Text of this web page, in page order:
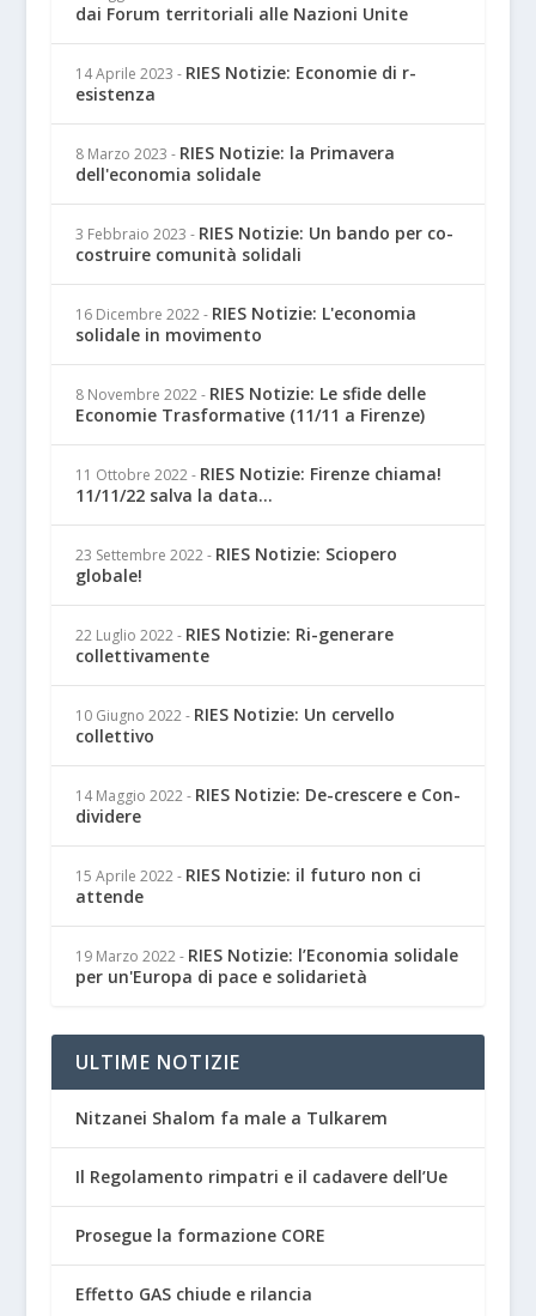
dai Forum territoriali alle Nazioni Unite
14 Aprile 2023 - RIES Notizie: Economie di r-
esistenza
8 Marzo 2023 - RIES Notizie: la Primavera
dell'economia solidale
3 Febbraio 2023 - RIES Notizie: Un bando per co-
costruire comunità solidali
16 Dicembre 2022 - RIES Notizie: L'economia
solidale in movimento
8 Novembre 2022 - RIES Notizie: Le sfide delle
Economie Trasformative (11/11 a Firenze)
11 Ottobre 2022 - RIES Notizie: Firenze chiama!
11/11/22 salva la data...
23 Settembre 2022 - RIES Notizie: Sciopero
globale!
22 Luglio 2022 - RIES Notizie: Ri-generare
collettivamente
10 Giugno 2022 - RIES Notizie: Un cervello
collettivo
14 Maggio 2022 - RIES Notizie: De-crescere e Con-
dividere
15 Aprile 2022 - RIES Notizie: il futuro non ci
attende
19 Marzo 2022 - RIES Notizie: l’Economia solidale
per un'Europa di pace e solidarietà
ULTIME NOTIZIE
Nitzanei Shalom fa male a Tulkarem
Il Regolamento rimpatri e il cadavere dell’Ue
Prosegue la formazione CORE
Effetto GAS chiude e rilancia